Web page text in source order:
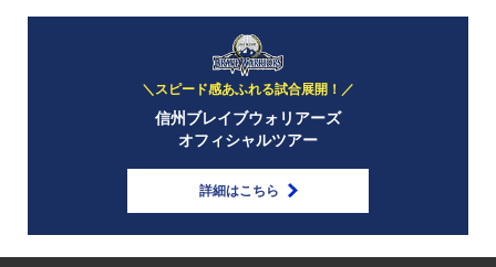
＼スピード感あふれる試合展開！／
信州ブレイブウォリアーズ
オフィシャルツアー
詳細はこちら